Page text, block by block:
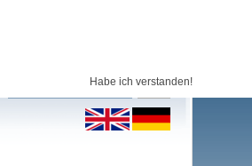
Habe ich verstanden!